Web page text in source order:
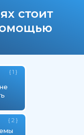
стоит
{ 1 }
{ 2 }